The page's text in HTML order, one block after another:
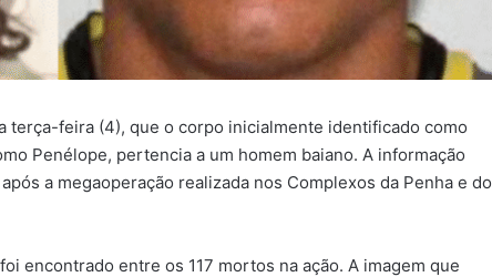
terça-feira (4), que o corpo inicialmente identificado como
Penélope, pertencia a um homem baiano. A informação
a megaoperação realizada nos Complexos da Penha e do
encontrado entre os 117 mortos na ação. A imagem que